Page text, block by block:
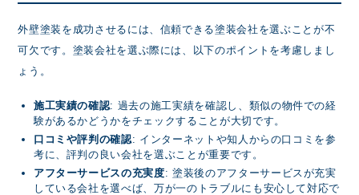
外壁塗装を成功させるには、信頼できる塗装会社を選ぶことが不
可欠です。塗装会社を選ぶ際には、以下のポイントを考慮しまし
ょう。
施工実績の確認: 過去の施工実績を確認し、類似の物件での経
験があるかどうかをチェックすることが大切です。
口コミや評判の確認: インターネットや知人からの口コミを参
考に、評判の良い会社を選ぶことが重要です。
アフターサービスの充実度: 塗装後のアフターサービスが充実
している会社を選べば、万が一のトラブルにも安心して対応で